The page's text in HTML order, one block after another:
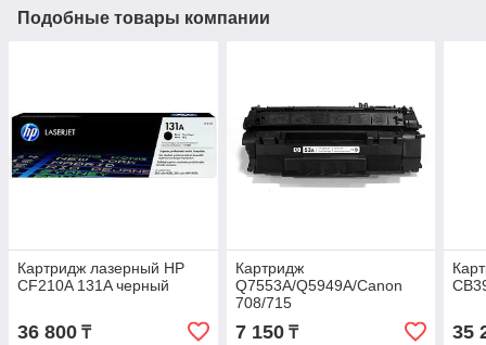
Подобные товары компании
Картридж лазерный HP
CF210A 131A черный
36 800 ₸
Картридж
Q7553A/Q5949A/Canon
708/715
7 150₸ 35